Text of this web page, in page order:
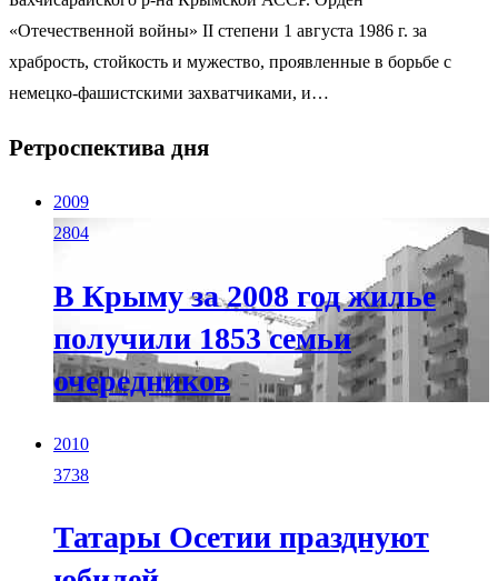
«Отечественной войны» II степени 1 августа 1986 г. за
храбрость, стойкость и мужество, проявленные в борьбе с
немецко-фашистскими захватчиками, и…
Ретроспектива дня
2009
2804
В Крыму за 2008 год жилье
получили 1853 семьи
очередников
2010
3738
Татары Осетии празднуют